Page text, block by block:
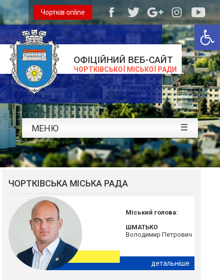
ОФІЦІЙНИЙ ВЕБ-САЙТ
ЧОРТКІВСЬКОЇ МІСЬКОЇ РАДИ
Чортків online
МЕНЮ ☰
ЧОРТКІВСЬКА МІСЬКА РАДА
Міський голова:
ШМАТЬКО
Володимир Петрович
детальніше